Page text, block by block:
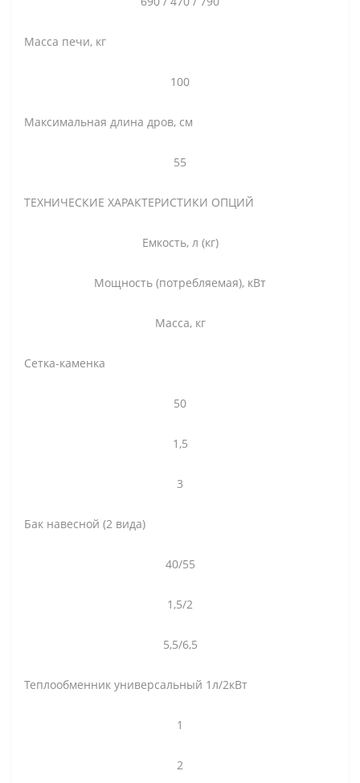
Масса печи, кг
100
Максимальная длина дров, см
55
ТЕХНИЧЕСКИЕ ХАРАКТЕРИСТИКИ ОПЦИЙ
Емкость, л (кг)
Мощность (потребляемая), кВт
Масса, кг
Сетка-каменка
50
1,5
3
Бак навесной (2 вида)
40/55
1,5/2
5,5/6,5
Теплообменник универсальный 1л/2кВт
1
2